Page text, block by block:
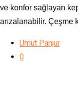
ve konfor sağlayan
arızalanabilir.
Umut Panjur
0